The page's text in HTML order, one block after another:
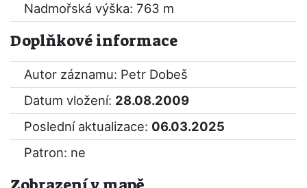
Nadmořská výška: 763 m
Doplňkové informace
Autor záznamu: Petr Dobeš
Datum vložení: 28.08.2009
Poslední aktualizace: 06.03.2025
Patron: ne